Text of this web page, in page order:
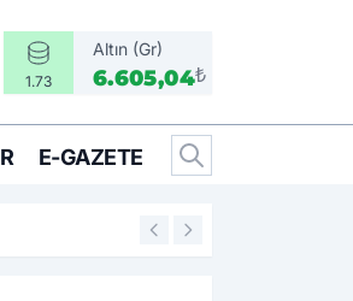
1.73
Altın (Gr)
6.605,04₺
E-GAZETE
11:18 Urla’da yeni